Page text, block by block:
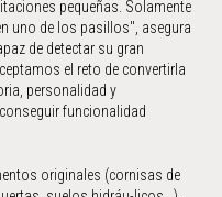
pequeñas. Solamente
uno de los pasillos", asegura
de detectar su gran
el reto de convertirla
personalidad y
funcionalidad
originales (cornisas de